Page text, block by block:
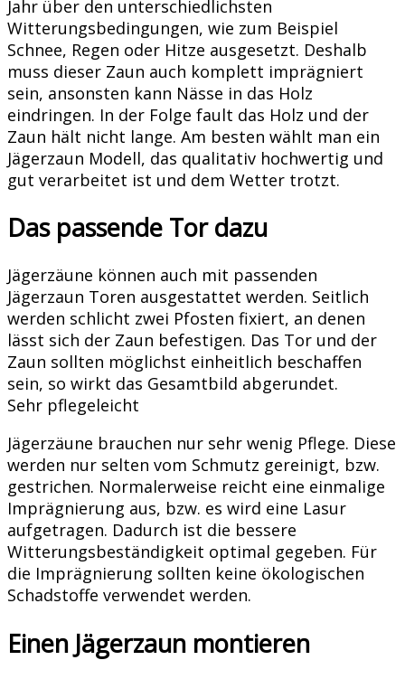
Jahr über den unterschiedlichsten
Witterungsbedingungen, wie zum Beispiel
Schnee, Regen oder Hitze ausgesetzt. Deshalb
muss dieser Zaun auch komplett imprägniert
sein, ansonsten kann Nässe in das Holz
eindringen. In der Folge fault das Holz und der
Zaun hält nicht lange. Am besten wählt man ein
Jägerzaun Modell, das qualitativ hochwertig und
gut verarbeitet ist und dem Wetter trotzt.
Das passende Tor dazu
Jägerzäune können auch mit passenden
Jägerzaun Toren ausgestattet werden. Seitlich
werden schlicht zwei Pfosten fixiert, an denen
lässt sich der Zaun befestigen. Das Tor und der
Zaun sollten möglichst einheitlich beschaffen
sein, so wirkt das Gesamtbild abgerundet.
Sehr pflegeleicht
Jägerzäune brauchen nur sehr wenig Pflege. Diese
werden nur selten vom Schmutz gereinigt, bzw.
gestrichen. Normalerweise reicht eine einmalige
Imprägnierung aus, bzw. es wird eine Lasur
aufgetragen. Dadurch ist die bessere
Witterungsbeständigkeit optimal gegeben. Für
die Imprägnierung sollten keine ökologischen
Schadstoffe verwendet werden.
Einen Jägerzaun montieren